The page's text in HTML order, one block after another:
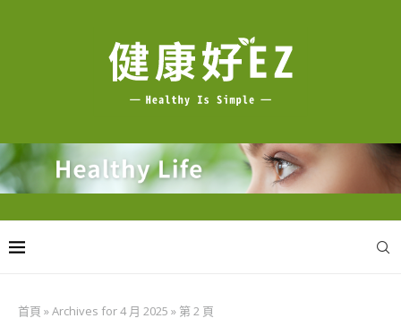
首頁 »Archives for 4 月 2025 » 第 2 頁